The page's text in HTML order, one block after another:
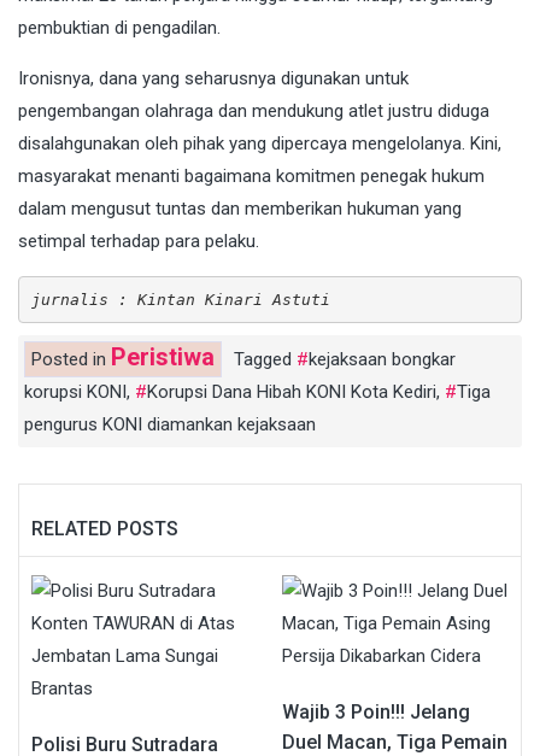
pembuktian di pengadilan.
Ironisnya, dana yang seharusnya digunakan untuk
pengembangan olahraga dan mendukung atlet justru diduga
disalahgunakan oleh pihak yang dipercaya mengelolanya. Kini,
masyarakat menanti bagaimana komitmen penegak hukum
dalam mengusut tuntas dan memberikan hukuman yang
setimpal terhadap para pelaku.
jurnalis : Kintan Kinari Astuti
Posted in Peristiwa Tagged
kejaksaan bongkar
korupsi KONI , Korupsi Dana Hibah KONI Kota Kediri,
Tiga
pengurus KONI diamankan kejaksaan
RELATED POSTS
Polisi Buru Sutradara
Wajib 3 Poin!!! Jelang
Duel Macan, Tiga Pemain